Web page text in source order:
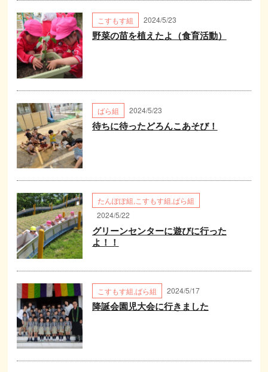
こすもす組 2024/5/23
野菜の苗を植えたよ（食育活動）
ばら組 2024/5/23
待ちに待ったどろんこあそび！
たんぽぽ組, こすもす組,ばら組
2024/5/22
グリーンセンターに遊びに行った
よ！！
こすもす組,ばら組 2024/5/17
降誕会園児大会に行きました